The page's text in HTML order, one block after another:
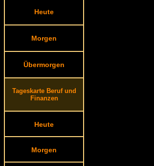
Heute
Morgen
Übermorgen
Tageskarte Beruf und
Finanzen
Heute
Morgen